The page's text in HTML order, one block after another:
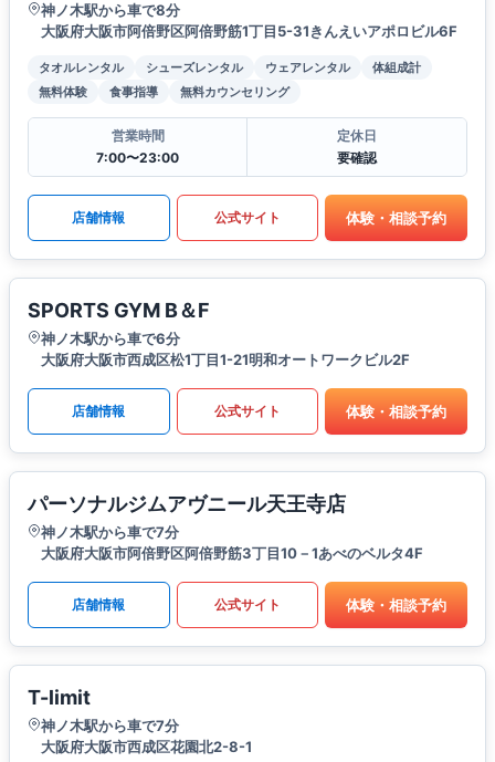
神ノ木駅から車で8分
大阪府大阪市阿倍野区阿倍野筋1丁目5-31きんえいアポロビル6F
タオルレンタル シューズレンタル ウェアレンタル
体組成計
無料体験
食事指導 無料カウンセリング
営業時間
7:00〜23:00
定休日
要確認
店舗情報 公式サイト 体験・相談予約
SPORTS GYM B＆F
神ノ木駅から車で6分
大阪府大阪市西成区松1丁目1-21明和オートワークビル2F
店舗情報 公式サイト 体験・相談予約
パーソナルジムアヴニール天王寺店
神ノ木駅から車で7分
大阪府大阪市阿倍野区阿倍野筋3丁目10－1あべのベルタ4F
店舗情報 公式サイト 体験・相談予約
T-limit
神ノ木駅から車で7分
大阪府大阪市西成区花園北2-8-1